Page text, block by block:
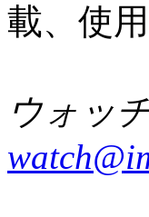
載、使
ウォッ